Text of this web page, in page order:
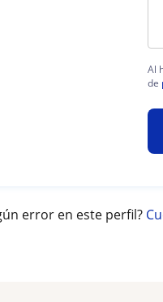
Al
de
error en este perfil?